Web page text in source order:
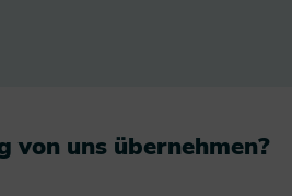
von uns übernehmen?​